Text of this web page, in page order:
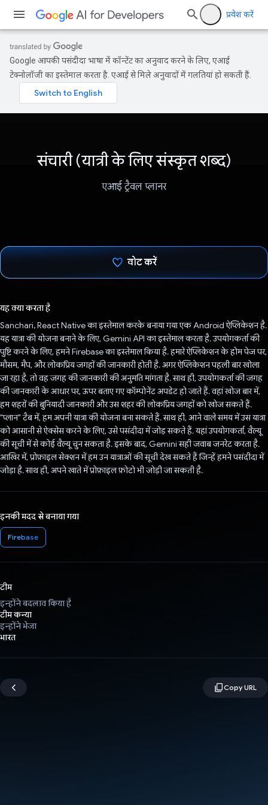
प्रवेश करें
Google आपकी पसंदीदा भाषा में कॉन्टेंट का अनुवाद करने के लिए, एआई
टेक्नोलॉजी का इस्तेमाल करता है. एआई से मिले अनुवादों में गलतियां हो सकती हैं.
संचारी (यात्री के लिए संस्कृत शब्द)
एआई ट्रैवल प्लानर
वोट करें
यह क्या करता है
Sanchari, React Native का इस्तेमाल करके बनाया गया एक Android ऐप्लिकेशन है.
यह यात्रा की योजना बनाने के लिए, Gemini API का इस्तेमाल करता है. उपयोगकर्ता की
पुष्टि करने के लिए, हमने Firebase का इस्तेमाल किया है. हमारे ऐप्लिकेशन के होम पेज पर,
मौसम, मैप, और लोकप्रिय जगहों की जानकारी होती है. अगर ऐप्लिकेशन पहली बार खोला
जा रहा है, तो वह जगह की जानकारी की अनुमति मांगता है. साथ ही, उपयोगकर्ता की जगह
की जानकारी के आधार पर, ऊपर बताए गए कॉम्पोनेंट अपडेट हो जाते हैं. वहां खोज बार में,
हम शहरों की बुनियादी जानकारी और उस शहर की लोकप्रिय जगहों को खोज सकते हैं.
"प्लान" टैब में, हम अपनी यात्रा की योजना बना सकते हैं. साथ ही, आने वाले समय में उस यात्रा
को आसानी से ऐक्सेस करने के लिए, उसे पसंदीदा में जोड़ सकते हैं. यहां उपयोगकर्ता, वैल्यू
की सूची में से कोई वैल्यू चुन सकता है. इसके बाद, Gemini सही जवाब जनरेट करता है.
आखिर में, प्रोफ़ाइल सेक्शन में हम उन यात्राओं की सूची देख सकते हैं जिन्हें हमने पसंदीदा में
जोड़ा है. साथ ही, अपने खाते में प्रोफ़ाइल फ़ोटो भी जोड़ी जा सकती है.
इनकी मदद से बनाया गया
Firebase
टीम
इन्होंने बदलाव किया है
टीम कन्या
इन्होंने भेजा
भारत